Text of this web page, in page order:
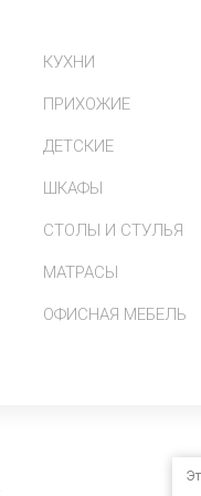
КУХНИ
ПРИХОЖИЕ
ДЕТСКИЕ
ШКАФЫ
СТОЛЫ И СТУЛЬЯ
МАТРАСЫ
ОФИСНАЯ МЕБЕЛЬ